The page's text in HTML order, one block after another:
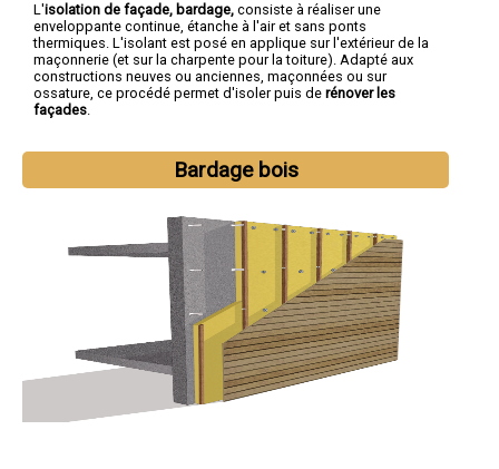
L'isolation de façade, bardage, consiste à réaliser une
enveloppante continue, étanche à l'air et sans ponts
thermiques. L'isolant est posé en applique sur l'extérieur de la
maçonnerie (et sur la charpente pour la toiture). Adapté aux
constructions neuves ou anciennes, maçonnées ou sur
ossature, ce procédé permet d'isoler puis de rénover les
façades.
Bardage bois